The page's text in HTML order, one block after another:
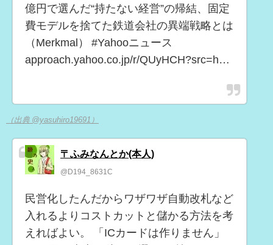
億円で選んだ“持たない経営”の帰結、固定
費モデルを捨てた鉄道会社の異端戦略とは
（Merkmal） #Yahooニュース
approach.yahoo.co.jp/r/QUyHCH?src=h…
（出典 @yasuhiro19691）
〒ふみなんとか(本人)
@D194_8631C
民営化したんだからワザワザ自動改札など
入れるよりコストカットと儲かる方法を考
えればよい。 「ICカードは作りません」